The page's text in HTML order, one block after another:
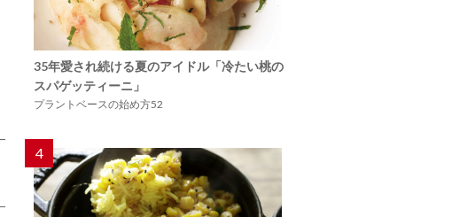
35年愛され続ける夏のアイドル「冷たい桃の
スパゲッティーニ」
プラントベースの始め方52
4